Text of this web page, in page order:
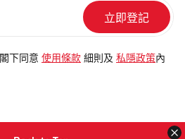
下同意 使用條款 細則及 私隱政策 內